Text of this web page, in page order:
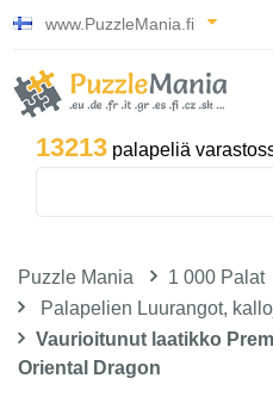
www.PuzzleMania.fi
13213 palapeliä
Puzzle Mania 1 000 Palat
Palapelien Luurangot,
Vaurioitunut laatikko
Oriental Dragon